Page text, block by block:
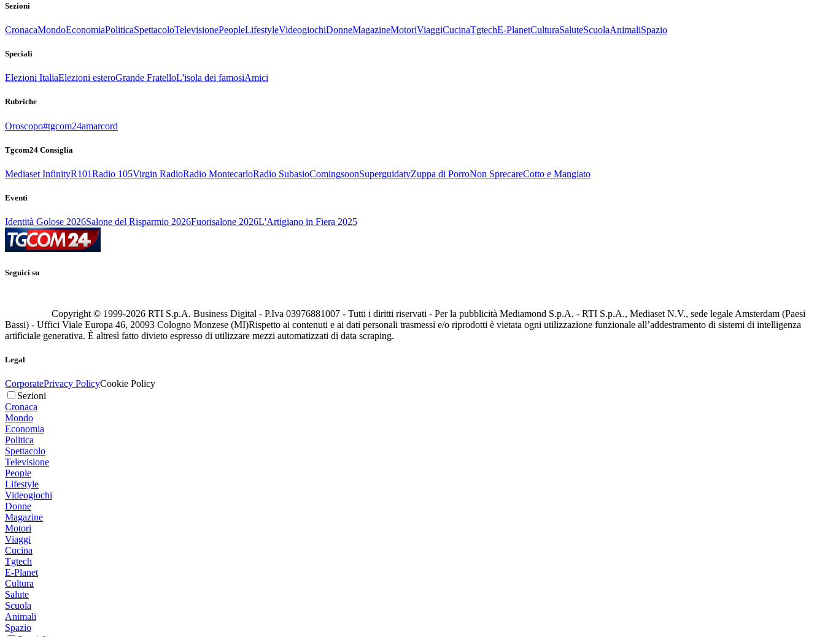
Sezioni
CronacaMondoEconomiaPoliticaSpettacoloTelevisionePeopleLifestyleVideogiochiDonneMagazineMotoriViaggiCucinaTgtechE-PlanetCulturaSaluteScuolaAnimaliSpazio
Speciali
Elezioni ItaliaElezioni esteroGrande FratelloL'isola dei famosiAmici
Rubriche
Oroscopo#tgcom24amarcord
Tgcom24 Consiglia
Mediaset InfinityR101Radio 105Virgin RadioRadio MontecarloRadio SubasioComingsoonSuperguidatvZuppa di PorroNon SprecareCotto e Mangiato
Eventi
Identità Golose 2026Salone del Risparmio 2026Fuorisalone 2026L'Artigiano in Fiera 2025
Seguici su
Copyright © 1999-2026 RTI S.p.A. Business Digital - P.Iva 03976881007 - Tutti i diritti riservati - Per la pubblicità Mediamond S.p.A. - RTI S.p.A., Mediaset N.V., sede legale Amsterdam (Paesi
Bassi) - Uffici Viale Europa 46, 20093 Cologno Monzese (MI)Rispetto ai contenuti e ai dati personali trasmessi e/o riprodotti è vietata ogni utilizzazione funzionale all’addestramento di sistemi di intelligenza
artificiale generativa. È altresì fatto divieto espresso di utilizzare mezzi automatizzati di data scraping.
Legal
CorporatePrivacy PolicyCookie Policy
Sezioni
Cronaca
Mondo
Economia
Politica
Spettacolo
Televisione
People
Lifestyle
Videogiochi
Donne
Magazine
Motori
Viaggi
Cucina
Tgtech
E-Planet
Cultura
Salute
Scuola
Animali
Spazio